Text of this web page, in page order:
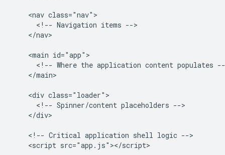
    <nav class="nav">
      <!-- Navigation items -->
    </nav>
    <main id="app">
<!-- Where the application content populates
    </main>
    <div class="loader">
      <!-- Spinner/content placeholders -->
    </div>
    <!-- Critical application shell logic -->
    <script src="app.js"></script>